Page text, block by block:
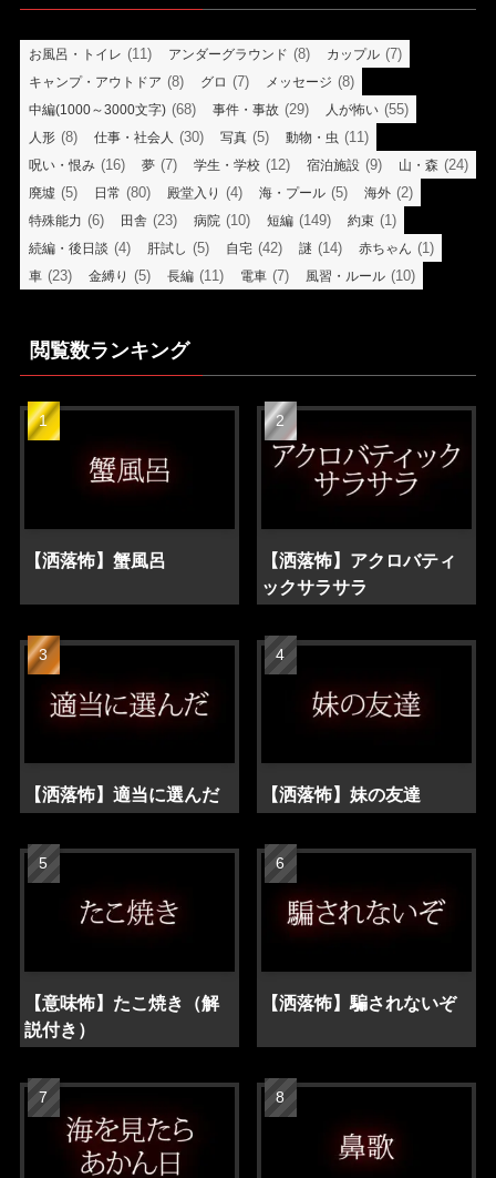
お風呂・トイレ (11) アンダーグラウンド (8) カップル (7)
キャンプ・アウトドア (8) グロ (7) メッセージ (8)
中編(1000～3000文字) (68) 事件・事故 (29) 人が怖い (55)
人形 (8) 仕事・社会人 (30) 写真 (5) 動物・虫 (11)
呪い・恨み (16) 夢 (7) 学生・学校 (12) 宿泊施設 (9) 山・森 (24)
廃墟 (5) 日常 (80) 殿堂入り (4) 海・プール (5) 海外 (2)
特殊能力 (6) 田舎 (23) 病院 (10) 短編 (149) 約束 (1)
続編・後日談 (4) 肝試し (5) 自宅 (42) 謎 (14) 赤ちゃん (1)
車 (23) 金縛り (5) 長編 (11) 電車 (7) 風習・ルール (10)
閲覧数ランキング
【洒落怖】蟹風呂
【洒落怖】アクロバティ
ックサラサラ
【洒落怖】適当に選んだ 【洒落怖】妹の友達
【意味怖】たこ焼き（解
説付き）
【洒落怖】騙されないぞ